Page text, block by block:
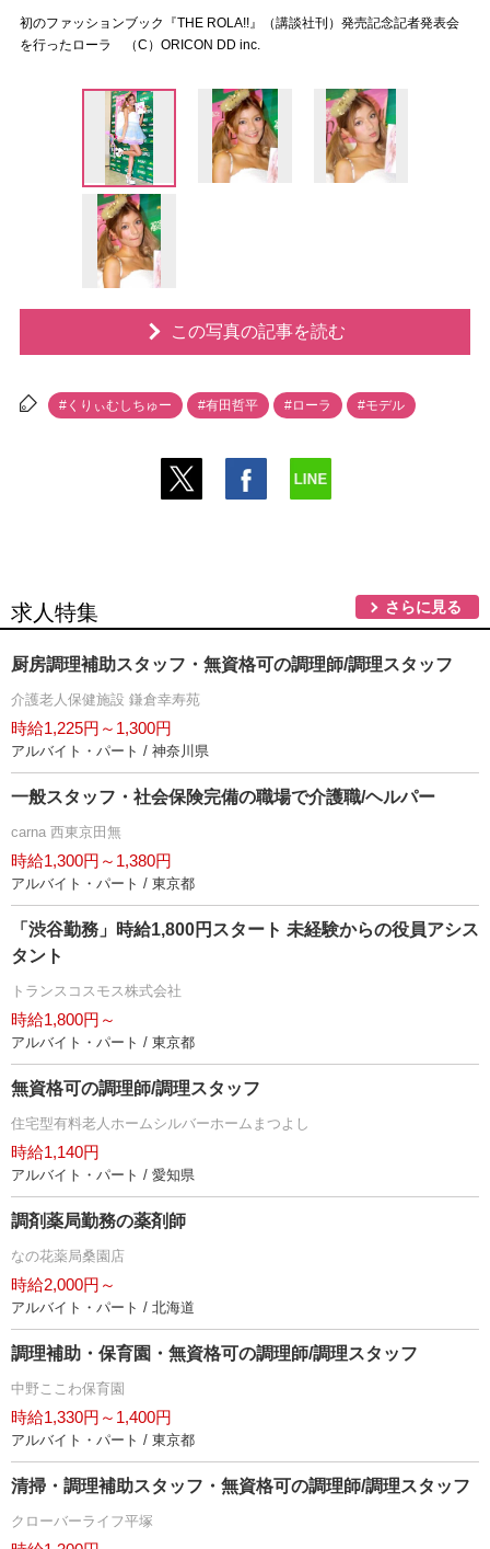
初のファッションブック『THE ROLA!!』（講談社刊）発売記念記者発表会
を行ったローラ （C）ORICON DD inc.
この写真の記事を読む
#くりぃむしちゅー #有田哲平 #ローラ #モデル
求人特集 さらに見る
厨房調理補助スタッフ・無資格可の調理師/調理スタッフ
介護老人保健施設 鎌倉幸寿苑
時給1,225円～1,300円
アルバイト・パート / 神奈川県
一般スタッフ・社会保険完備の職場で介護職/ヘルパー
carna 西東京田無
時給1,300円～1,380円
アルバイト・パート / 東京都
「渋谷勤務」時給1,800円スタート 未経験からの役員アシス
タント
トランスコスモス株式会社
時給1,800円～
アルバイト・パート / 東京都
無資格可の調理師/調理スタッフ
住宅型有料老人ホームシルバーホームまつよし
時給1,140円
アルバイト・パート / 愛知県
調剤薬局勤務の薬剤師
なの花薬局桑園店
時給2,000円～
アルバイト・パート / 北海道
調理補助・保育園・無資格可の調理師/調理スタッフ
中野ここわ保育園
時給1,330円～1,400円
アルバイト・パート / 東京都
清掃・調理補助スタッフ・無資格可の調理師/調理スタッフ
クローバーライフ平塚